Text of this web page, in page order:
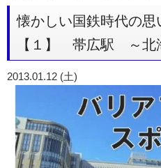
懐かしい国鉄時代の
【１】 帯広駅 ～北
2013.01.12 (土)